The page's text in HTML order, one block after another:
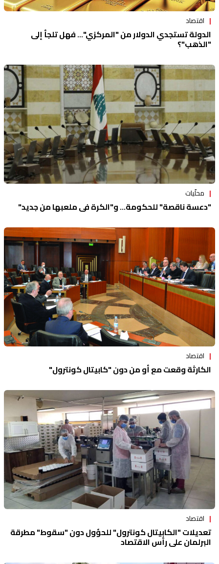
اقتصاد
الدولة تستجدي الدولار من "المركزي"... فهل تلجأ إلى
"الذهب"؟
محلّيات
"دعسة ناقصة" للحكومة... و"الكرة في ملعبها من جديد"
اقتصاد
الكارثة وقعت مع أو من دون "كابيتال كونترول"
اقتصاد
تعديلات "الكابيتال كونترول" للحؤول دون "سقوط" مطرقة
البرلمان على رأس الاقتصاد